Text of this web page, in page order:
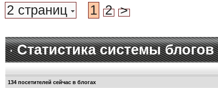
2 страниц 1 2 >
Статистика системы блогов
134 посетителей сейчас в блогах